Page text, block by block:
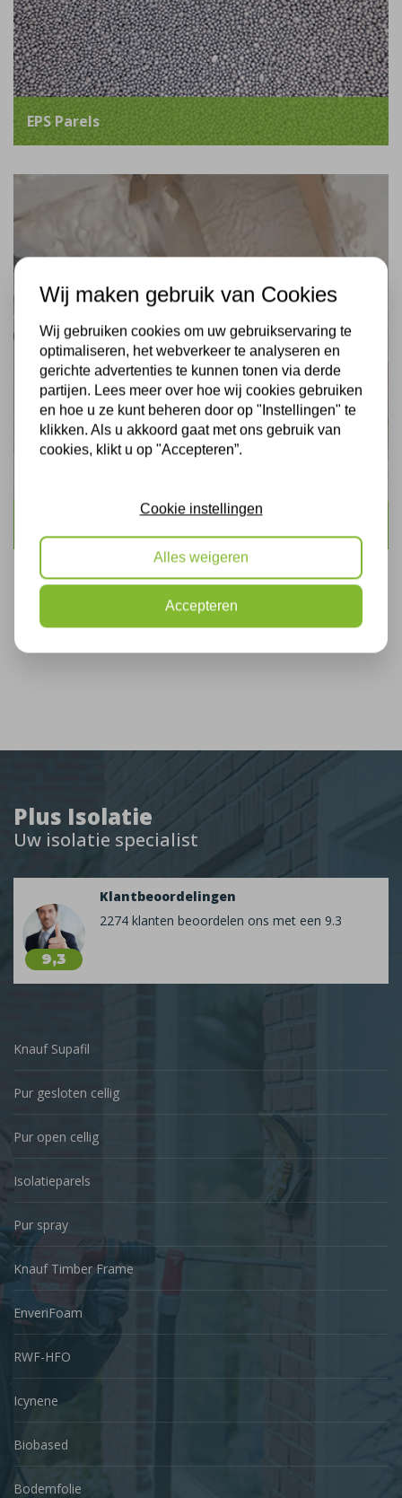
Plus Isolatie
Uw isolatie specialist
9,3
Klantbeoordelingen
2274 klanten beoordelen ons met een 9.3
Knauf Supafil
Pur gesloten cellig
Pur open cellig
Isolatieparels
Pur spray
Knauf Timber Frame
EnveriFoam
RWF-HFO
Icynene
Biobased
Bodemfolie
EPS Parels
Wij maken gebruik van Cookies
Wij gebruiken cookies om uw gebruikservaring te
optimaliseren, het webverkeer te analyseren en
gerichte advertenties te kunnen tonen via derde
partijen. Lees meer over hoe wij cookies gebruiken
en hoe u ze kunt beheren door op "Instellingen" te
klikken. Als u akkoord gaat met ons gebruik van
cookies, klikt u op "Accepteren”.
Cookie instellingen
Alles weigeren
Accepteren